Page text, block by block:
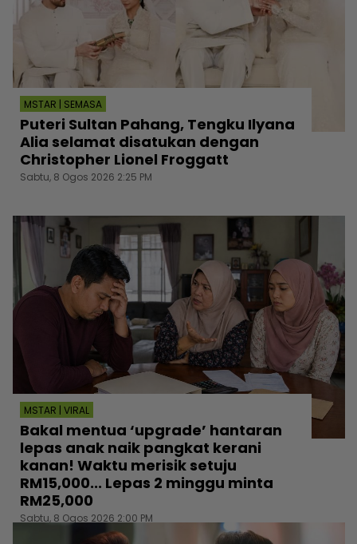
MSTAR | SEMASA
Puteri Sultan Pahang, Tengku Ilyana
Alia selamat disatukan dengan
Christopher Lionel Froggatt
Sabtu, 8 Ogos 2026 2:25 PM
MSTAR | VIRAL
Bakal mentua ‘upgrade’ hantaran
lepas anak naik pangkat kerani
kanan! Waktu merisik setuju
RM15,000... Lepas 2 minggu minta
RM25,000
Sabtu, 8 Ogos 2026 2:00 PM